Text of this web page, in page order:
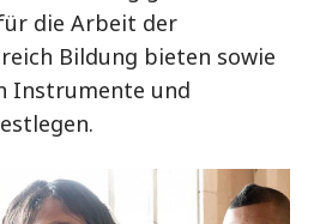
die Arbeit der
Bildung bieten sowie
Instrumente und